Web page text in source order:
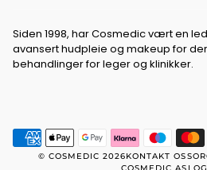
Siden 1998, har Cosmedic vært en
avansert hudpleie og makeup for
behandlinger for leger og klinikker.
© COSMEDIC 2026KONTAKT OSS
COSMEDIC AS